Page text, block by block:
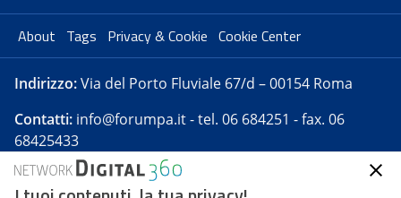
About Tags Privacy & Cookie Cookie Center
Indirizzo:Via del Porto Fluviale 67/d – 00154 Roma
Contatti: info@forumpa.it- tel. 06 684251 - fax. 06
68425433
Forumpa.itè una pubblicazione telematica iscritta